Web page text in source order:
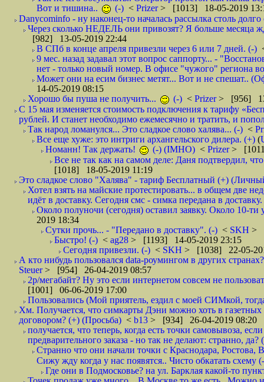
Вот и тишина..
(-) < Prizer> [1013] 18-05-2019
Danycominfo - ну наконец-то началась рассылка столь
Через сколько НЕДЕЛЬ они привозят? Я больше месяца
[982] 13-05-2019 22:44
В СПб в конце апреля привезли через 6 или 7 дней. (-)
9 мес. назад задавал этот вопрос саппорту... -
нет - только новый номер. В офисе "чужого" региона
Может они на есим бизнес метят... Вот и не спешат..
14-05-2019 08:15
Хорошо бы пуша не получить...
(-) < Prizer> [956]
С 15 мая изменяется стоимость подключения к тарифу
рублей. И станет необходимо ежемесячно и тратить, и
Так народ ломанулся... Это сладкое слово халява... (-) <
Все еще хуже: это интриги архангельского дилера. (+) (
Номанн! Так держать!
(-) (IMHO) < Prizer>
Все не так как на самом деле: Даня подтвердил,
[1018] 18-05-2019 11:19
Это сладкое слово "Халява" - тариф Бесплатный (+)
Хотел взять на майские протестировать... в общем две
идёт в доставку. Сегодня смс - симка передана в
Около полуночи (сегодня) оставил заявку. Около 10-ти
2019 18:34
Сутки прочь... - "Передано в доставку". (-) < SKH >
Быстро! (-) < ag28 > [1193] 14-05-2019 23:15
Сегодня привезли. (-) < SKH > [1038] 22-05-
А кто нибудь пользовался data-роумингом в других
Steuer> [954] 26-04-2019 08:57
2р/мегабайт? Ну это если интернетом совсем не
[1001] 06-06-2019 17:00
Пользовались (Мой приятель, ездил с моей СИМкой,
Хм. Получается, что симкарты Дэни можно хоть в газетных
договором? (+) (Просьба) < b13 > [934] 26-04-2019 08:20
получается, что теперь, когда есть точки самовывоза,
предварительного заказа - но так не делают: странно, да?
Странно что они начали точки с Краснодара,
Сижу жду когда у нас появятся.. Чисто обкатать схему
Где они в Подмосковье? на ул. Барклая какой-то